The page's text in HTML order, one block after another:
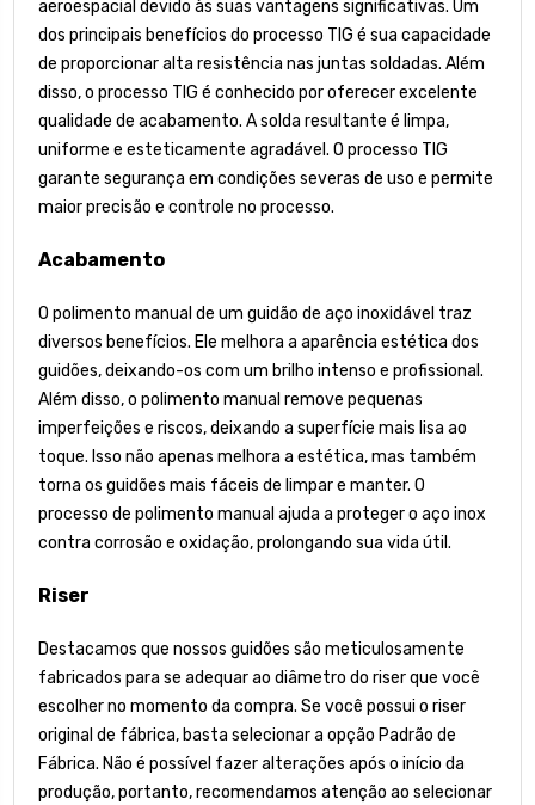
aeroespacial devido às suas vantagens significativas. Um
dos principais benefícios do processo TIG é sua capacidade
de proporcionar alta resistência nas juntas soldadas. Além
disso, o processo TIG é conhecido por oferecer excelente
qualidade de acabamento. A solda resultante é limpa,
uniforme e esteticamente agradável. O processo TIG
garante segurança em condições severas de uso e permite
maior precisão e controle no processo.
Acabamento
O polimento manual de um guidão de aço inoxidável traz
diversos benefícios. Ele melhora a aparência estética dos
guidões, deixando-os com um brilho intenso e profissional.
Além disso, o polimento manual remove pequenas
imperfeições e riscos, deixando a superfície mais lisa ao
toque. Isso não apenas melhora a estética, mas também
torna os guidões mais fáceis de limpar e manter. O
processo de polimento manual ajuda a proteger o aço inox
contra corrosão e oxidação, prolongando sua vida útil.
Riser
Destacamos que nossos guidões são meticulosamente
fabricados para se adequar ao diâmetro do riser que você
escolher no momento da compra. Se você possui o riser
original de fábrica, basta selecionar a opção Padrão de
Fábrica. Não é possível fazer alterações após o início da
produção, portanto, recomendamos atenção ao selecionar